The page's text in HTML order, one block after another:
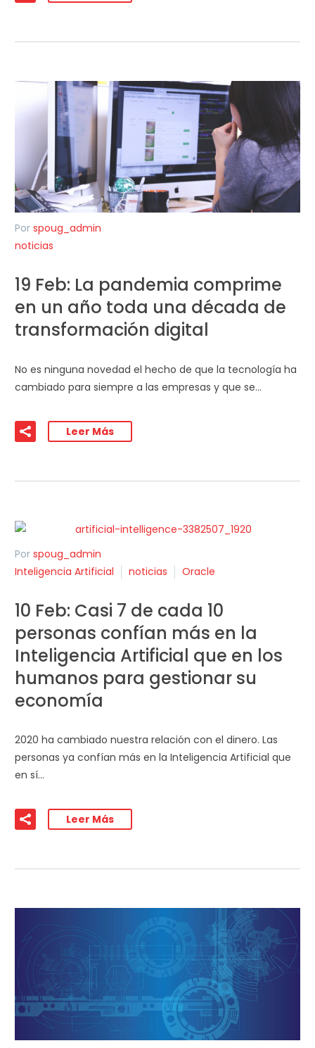
Por spoug_admin
noticias
19 Feb: La pandemia comprime
en un año toda una década de
transformación digital
No es ninguna novedad el hecho de que la tecnología ha
cambiado para siempre a las empresas y que se…
Leer Más
Por spoug_admin
Inteligencia Artificial
noticias Oracle
10 Feb: Casi 7 de cada 10
personas confían más en la
Inteligencia Artificial que en los
humanos para gestionar su
economía
2020 ha cambiado nuestra relación con el dinero. Las
personas ya confían más en la Inteligencia Artificial que
en sí…
Leer Más